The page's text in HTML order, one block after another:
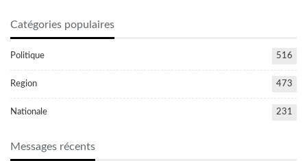
Catégories populaires
Politique 516
Region 473
Nationale 231
Messages récents